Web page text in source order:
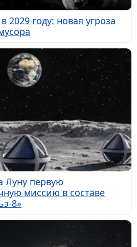
2029 году: новая угроза
Луну первую
миссию в составе
8»